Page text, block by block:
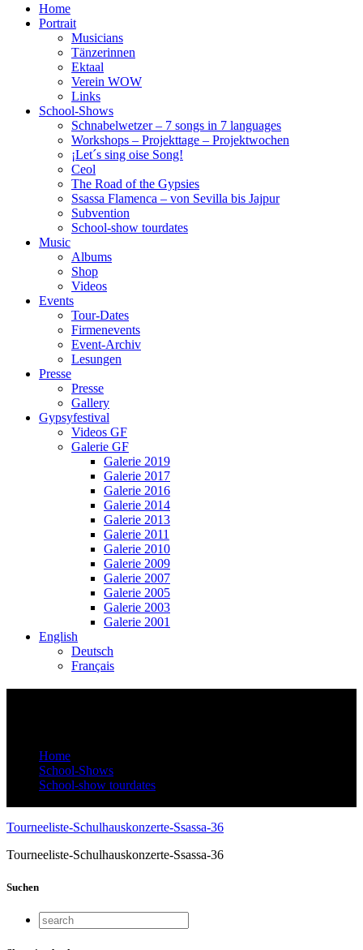
Home
Portrait
Musicians
Tänzerinnen
Ektaal
Verein WOW
Links
School-Shows
Schnabelwetzer – 7 songs in 7 languages
Workshops – Projekttage – Projektwochen
¡Let´s sing oise Song!
Ceol
The Road of the Gypsies
Ssassa Flamenca – von Sevilla bis Jajpur
Subvention
School-show tourdates
Music
Albums
Shop
Videos
Events
Tour-Dates
Firmenevents
Event-Archiv
Lesungen
Presse
Presse
Gallery
Gypsyfestival
Videos GF
Galerie GF
Galerie 2019
Galerie 2017
Galerie 2016
Galerie 2014
Galerie 2013
Galerie 2011
Galerie 2010
Galerie 2009
Galerie 2007
Galerie 2005
Galerie 2003
Galerie 2001
English
Deutsch
Français
Home
School-Shows
School-show tourdates
Tourneeliste-Schulhauskonzerte-Ssassa-36
Tourneeliste-Schulhauskonzerte-Ssassa-36
Suchen